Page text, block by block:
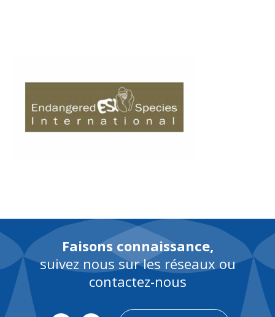
Faisons connaissance,
suivez nous sur les réseaux ou
contactez-nous